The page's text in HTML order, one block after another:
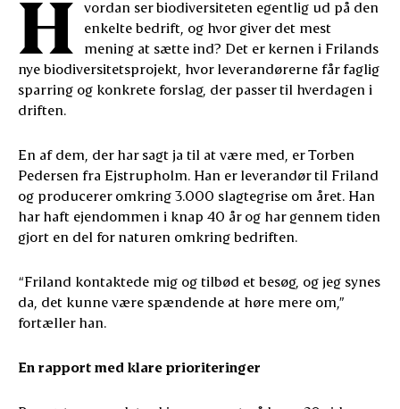
H
vordan ser biodiversiteten egentlig ud på den
enkelte bedrift, og hvor giver det mest
mening at sætte ind? Det er kernen i Frilands
nye biodiversitetsprojekt, hvor leverandørerne får faglig
sparring og konkrete forslag, der passer til hverdagen i
driften.
En af dem, der har sagt ja til at være med, er Torben
Pedersen fra Ejstrupholm. Han er leverandør til Friland
og producerer omkring 3.000 slagtegrise om året. Han
har haft ejendommen i knap 40 år og har gennem tiden
gjort en del for naturen omkring bedriften.
“Friland kontaktede mig og tilbød et besøg, og jeg synes
da, det kunne være spændende at høre mere om,”
fortæller han.
En rapport med klare prioriteringer